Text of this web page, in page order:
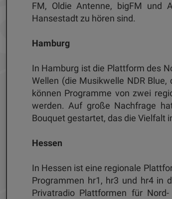
FM, Oldie Antenne, bigFM und
Hansestadt zu hören sind.
Hamburg
In Hamburg ist die Plattform des
Wellen (die Musikwelle NDR
können Programme von zwei
werden. Auf große Nachfrage
Bouquet gestartet, das die Vielfalt
Hessen
In Hessen ist eine regionale
Programmen hr1, hr3 und hr4 in
Privatradio Plattformen für